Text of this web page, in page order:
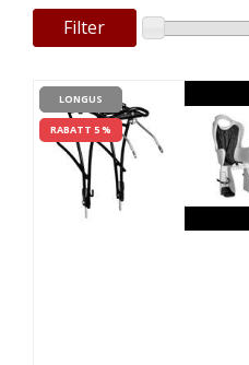
Filter
LONGUS
RABATT 5 %